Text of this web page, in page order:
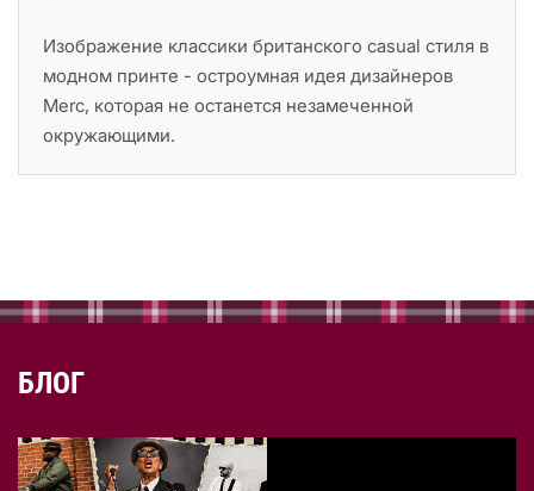
Изображение классики британского casual стиля в
модном принте - остроумная идея дизайнеров
Merc, которая не останется незамеченной
окружающими.
БЛОГ